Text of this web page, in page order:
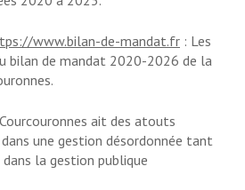
www.bilan-de-mandat.fr : Les
bilan de mandat 2020-2026 de la
ait des atouts
une gestion désordonnée tant
la gestion publique